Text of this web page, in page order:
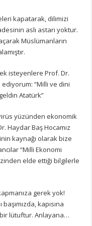
kapatarak, dilimizi
aslı astarı yoktur.
Müslümanların
isteyenlere Prof. Dr.
“Milli ve dini
Atatürk”
yüzünden ekonomik
Haydar Baş Hocamız
kaynağı olarak bize
“Milli Ekonomi
elde ettiği bilgilerle
gerek yok!
kapısına
lütuftur. Anlayana…